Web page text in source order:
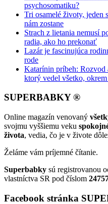
psychosomatiku?
Tri osamelé životy, jeden
nám zostane
Strach z lietania nemusí
radia, ako ho prekonať
Lazár je fascinujúca
rode
Katarínin príbeh: Rozvod
ktorý vedel všetko,
SUPERBABKY ®
Online magazín venovaný
svojmu vyššiemu veku
života, vedia, čo je v živote
Želáme vám príjemné čítanie.
Superbabky sú registrovanou
vlastníctva SR pod číslom
Facebook stránka